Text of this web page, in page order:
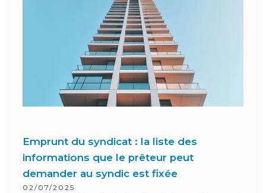
Emprunt du syndicat : la liste des
informations que le prêteur peut
demander au syndic est fixée
02/07/2025